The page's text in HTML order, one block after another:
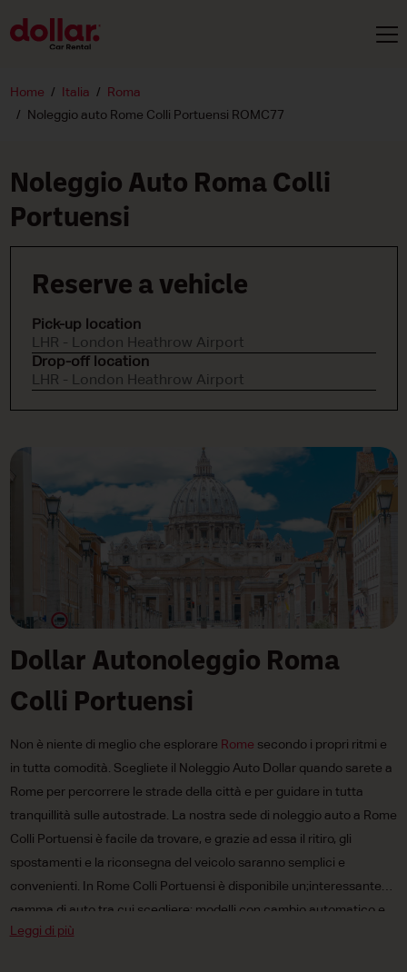
Home Italia
Roma
Noleggio auto Rome Colli Portuensi ROMC77
Noleggio Auto Roma Colli
Portuensi
Reserve a vehicle
Pick-up location
LHR - London Heathrow Airport
Drop-off location
LHR - London Heathrow Airport
Dollar Autonoleggio Roma
Colli Portuensi
Non è niente di meglio che esplorare Rome secondo i propri ritmi e
in tutta comodità. Scegliete il Noleggio Auto Dollar quando sarete a
Rome per percorrere le strade della città e per guidare in tutta
tranquillità sulle autostrade. La nostra sede di noleggio auto a Rome
Colli Portuensi è facile da trovare, e grazie ad essa il ritiro, gli
spostamenti e la riconsegna del veicolo saranno semplici e
convenienti. In Rome Colli Portuensi è disponibile un;interessante
gamma di auto tra cui scegliere: modelli con cambio automatico e
manuale,auto mini
Leggi di più